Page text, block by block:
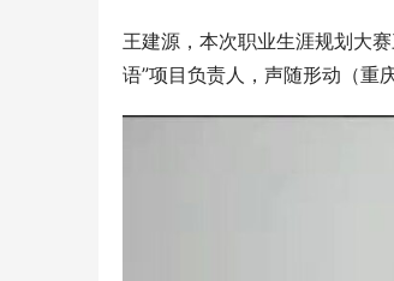
王建源，本次职业生涯规划大
语”项目负责人，声随形动（重